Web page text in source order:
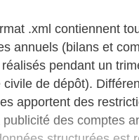
.xml contiennent
annuels (bilans et
pendant un
civile de dépôt).
apportent des
publicité des comptes